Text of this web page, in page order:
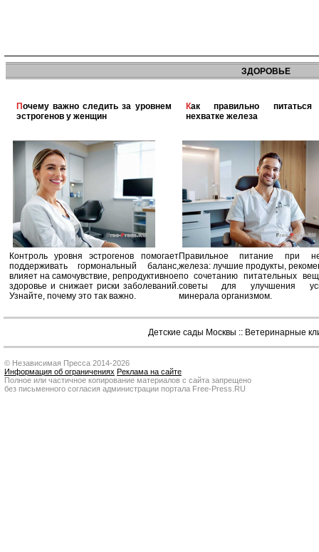
ЗДОРОВЬЕ
Почему важно следить за уровнем
эстрогенов у женщин
Контроль уровня эстрогенов помогает
поддерживать гормональный баланс,
влияет на самочувствие, репродуктивное
здоровье и снижает риски заболеваний.
Узнайте, почему это так важно.
Как правильно питаться при
нехватке железа
Правильное питание при
железа: лучшие продукты,
по сочетанию питательных
советы для улучшения
минерала организмом.
Детские сады Москвы :: Ветеринарные
© Независимая Пресса 2014-2026
Информация об ограничениях Реклама на сайте
Полное или частичное копирование материалов с сайта запрещено
без письменного согласия администрации портала Free-Press.RU